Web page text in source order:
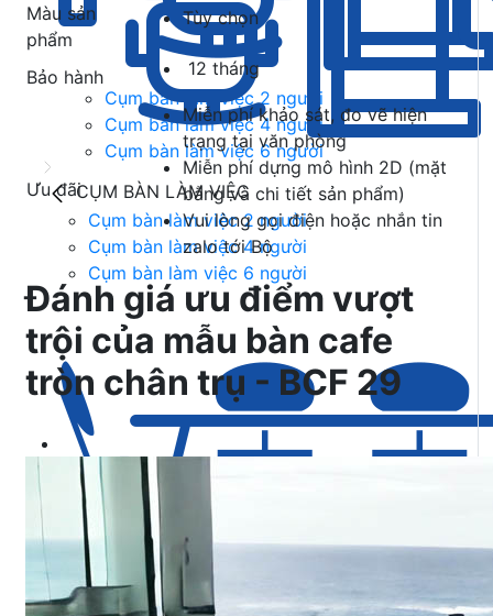
Cụm bàn làm việc 2 người
Cụm bàn làm việc 4 người
Cụm bàn làm việc 6 người
CỤM BÀN LÀM VIỆC
Cụm bàn làm việc 2 người
Cụm bàn làm việc 4 người
Cụm bàn làm việc 6 người
Màu sản
phẩm
Tùy chọn
Bảo hành 12 tháng
Ưu đãi
Miễn phí khảo sát, đo vẽ hiện
trạng tại văn phòng
Miễn phí dựng mô hình 2D (mặt
bằng và chi tiết sản phẩm)
Vui lòng gọi điện hoặc nhắn tin
zalo tới Bộ
Đánh giá ưu điểm vượt
trội của mẫu bàn cafe
tròn chân trụ - BCF 29